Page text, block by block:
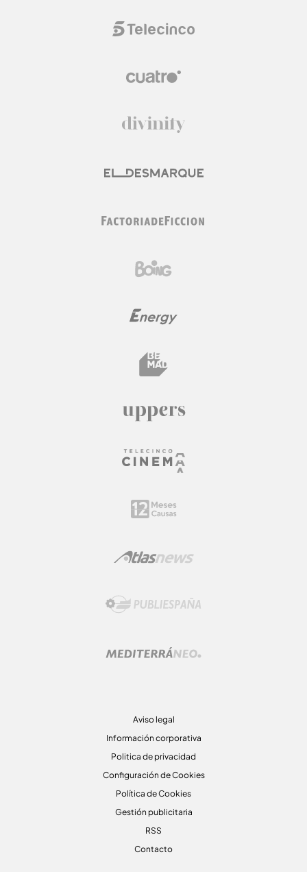
Aviso legal
Información corporativa
Politica de privacidad
Configuración de Cookies
Política de Cookies
Gestión publicitaria
RSS
Contacto